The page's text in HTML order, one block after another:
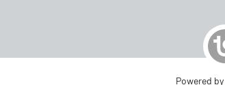
Powered by